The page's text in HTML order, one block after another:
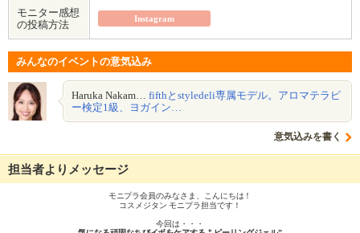
モニター感想
の投稿方法
Instagram
みんなのイベントの意気込み
Haruka Nakam… fifthとstyledeli専属モデル。アロマテラピ
ー検定1級、ヨガイン…
意気込みを書く
担当者よりメッセージ
モニプラ会員のみなさま、こんにちは！
コスメジタン モニプラ担当です！
今回は・・・